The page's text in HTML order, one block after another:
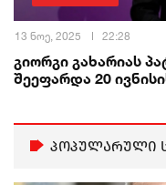
13 ნოე, 2025 22:28
გიორგი გახარიას
შეეფარდა 20
პოპულარული